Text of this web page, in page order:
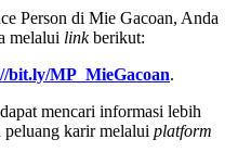
Person di Mie Gacoan, Anda
melalui linkberikut:
bit.ly/MP_MieGacoan.
mencari informasi lebih
karir melalui platform